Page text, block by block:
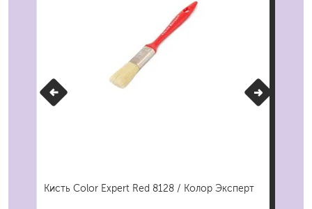
Кисть Color Expert Red 8128 / Колор Эксперт